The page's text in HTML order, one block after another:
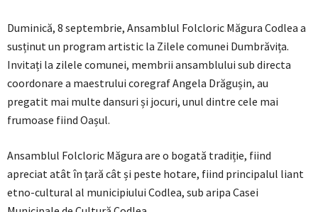
Duminică, 8 septembrie, Ansamblul Folcloric Măgura Codlea a
susținut un program artistic la Zilele comunei Dumbrăvița.
Invitați la zilele comunei, membrii ansamblului sub directa
coordonare a maestrului coregraf Angela Drăgușin, au
pregatit mai multe dansuri și jocuri, unul dintre cele mai
frumoase fiind Oașul.
Ansamblul Folcloric Măgura are o bogată tradiție, fiind
apreciat atât în țară cât și peste hotare, fiind principalul liant
etno-cultural al municipiului Codlea, sub aripa Casei